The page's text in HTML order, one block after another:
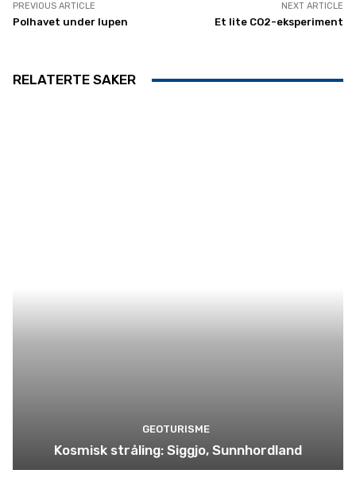
PREVIOUS ARTICLE
Polhavet under lupen
NEXT ARTICLE
Et lite CO2-eksperiment
RELATERTE SAKER
GEOTURISME
Kosmisk stråling: Siggjo, Sunnhordland